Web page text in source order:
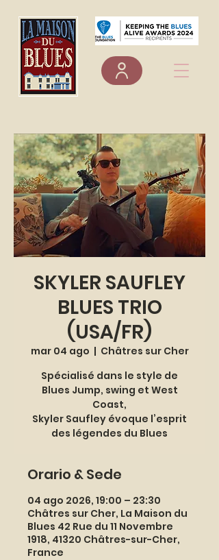
SKYLER SAUFLEY
BLUES TRIO
(USA/FR)
mar 04 ago
  |
Châtres sur Cher
Spécialisé dans le style de
Blues Jump, swing et West
Coast,
Skyler Saufley évoque l’esprit
des légendes du Blues
Orario & Sede
04 ago 2026, 19:00 – 23:30
Châtres sur Cher, La Maison du
Blues 42 Rue du 11 Novembre
1918, 41320 Châtres-sur-Cher,
France